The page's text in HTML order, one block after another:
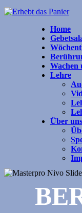
Home
Wachen
Lehre
Über uns